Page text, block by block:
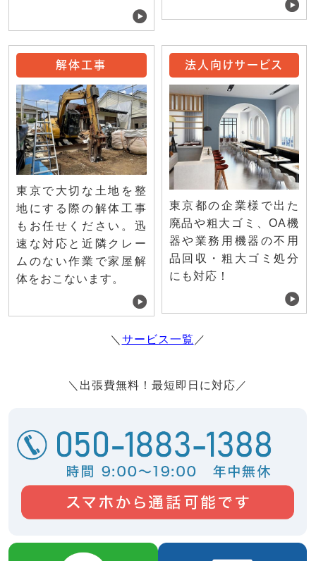
解体工事
東京で大切な土地を整
地にする際の解体工事
もお任せください。迅
速な対応と近隣クレー
ムのない作業で家屋解
体をおこないます。
法人向けサービス
東京都の企業様で出た
廃品や粗大ゴミ、OA機
器や業務用機器の不用
品回収・粗大ゴミ処分
にも対応！
＼ サービス一覧 ／
＼出張費無料！最短即日に対応／